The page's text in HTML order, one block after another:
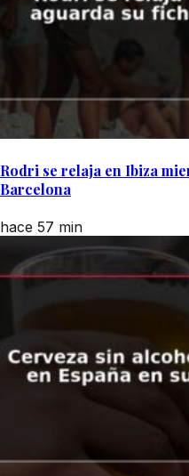
Rodri se relaja en Ibiza
Barcelona
hace 57 min